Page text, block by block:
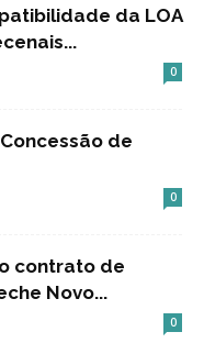
da LOA
0
de
0
contrato de
Novo...
0